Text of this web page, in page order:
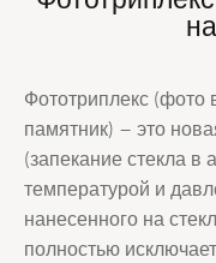
Фототриплекс (фото
памятник) – это
(запекание стекла в
температурой и
нанесенного на
полностью